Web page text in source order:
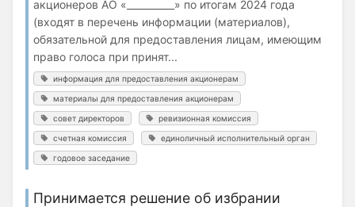
акционеров АО «__________» по итогам 2024 года
(входят в перечень информации (материалов),
обязательной для предоставления лицам, имеющим
право голоса при принят...
информация для предоставления акционерам
материалы для предоставления акционерам
совет директоров ревизионная комиссия
счетная комиссия единоличный исполнительный орган
годовое заседание
Принимается решение об избрании